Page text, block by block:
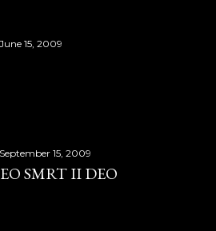
June 15, 2009
September 15, 2009
SMRT II DEO